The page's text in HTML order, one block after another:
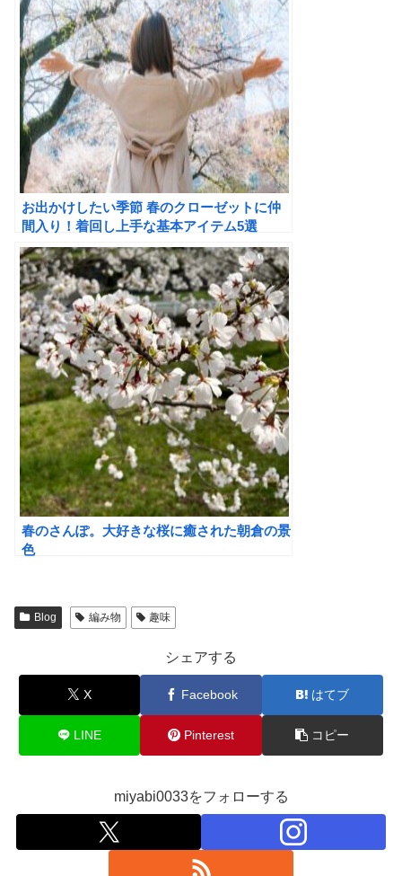
お出かけしたい季節 春のクローゼットに仲
間入り！着回し上手な基本アイテム5選
春のさんぽ。大好きな桜に癒された朝倉の景
色
Blog 編み物 趣味
シェアする
X Facebook はてブ
LINE Pinterest コピー
miyabi0033をフォローする